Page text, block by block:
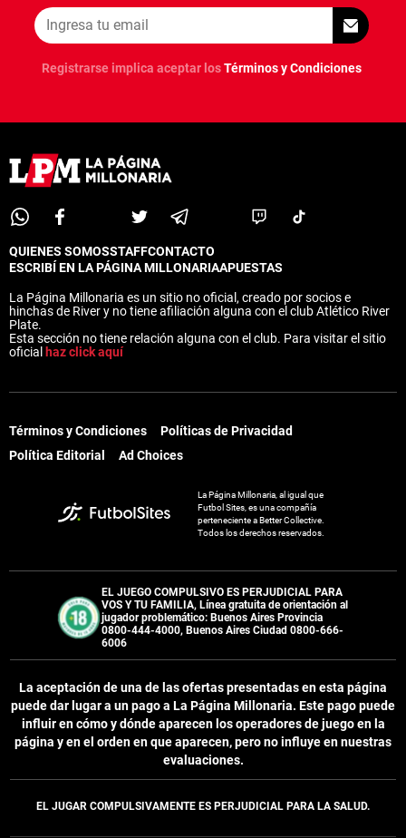
Registrarse implica aceptar losTérminos y Condiciones
QUIENES SOMOSSTAFFCONTACTO
ESCRIBÍ EN LA PÁGINA MILLONARIAAPUESTAS
La Página Millonaria es un sitio no oficial, creado por socios e
hinchas de River y no tiene afiliación alguna con el club Atlético River
Plate.
Esta sección no tiene relación alguna con el club. Para visitar el sitio
oficial haz click aquí
Términos y Condiciones
Políticas de Privacidad
Política Editorial
Ad Choices
La Página Millonaria, al igual que
Futbol Sites, es una compañía
perteneciente a Better Collective.
Todos los derechos reservados.
EL JUEGO COMPULSIVO ES PERJUDICIAL PARA
VOS Y TU FAMILIA, Línea gratuita de orientación al
jugador problemático: Buenos Aires Provincia
0800-444-4000, Buenos Aires Ciudad 0800-666-
6006
La aceptación de una de las ofertas presentadas en esta página
puede dar lugar a un pago a La Página Millonaria. Este pago puede
influir en cómo y dónde aparecen los operadores de juego en la
página y en el orden en que aparecen, pero no influye en nuestras
evaluaciones.
EL JUGAR COMPULSIVAMENTE ES PERJUDICIAL PARA LA SALUD.